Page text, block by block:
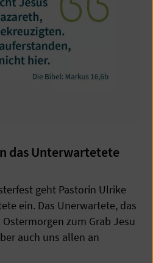
das Unterwartetete
geht Pastorin Ulrike
ein. Das Unerwartete, das
zum Grab Jesu
auch uns allen an